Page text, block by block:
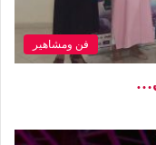
فن ومشاهير